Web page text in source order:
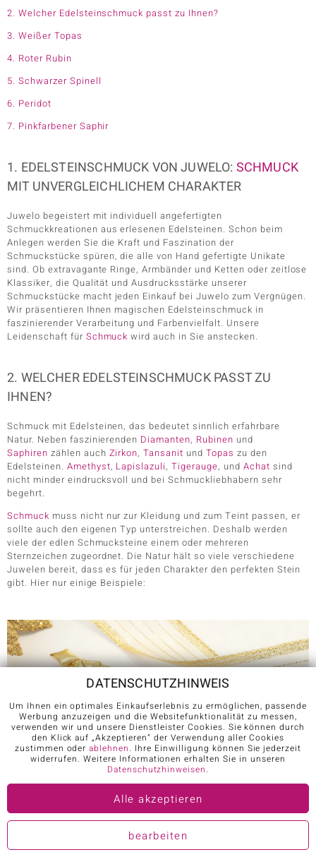
2. Welcher Edelsteinschmuck passt zu Ihnen?
3. Weißer Topas
4. Roter Rubin
5. Schwarzer Spinell
6. Peridot
7. Pinkfarbener Saphir
1. EDELSTEINSCHMUCK VON JUWELO: SCHMUCK
MIT UNVERGLEICHLICHEM CHARAKTER
Juwelo begeistert mit individuell angefertigten
Schmuckkreationen aus erlesenen Edelsteinen. Schon beim
Anlegen werden Sie die Kraft und Faszination der
Schmuckstücke spüren, die alle von Hand gefertigte Unikate
sind. Ob extravagante Ringe, Armbänder und Ketten oder zeitlose
Klassiker, die Qualität und Ausdrucksstärke unserer
Schmuckstücke macht jeden Einkauf bei Juwelo zum Vergnügen.
Wir präsentieren Ihnen magischen Edelsteinschmuck in
faszinierender Verarbeitung und Farbenvielfalt. Unsere
Leidenschaft für Schmuck wird auch in Sie anstecken.
2. WELCHER EDELSTEINSCHMUCK PASST ZU
IHNEN?
Schmuck mit Edelsteinen, das bedeutet sinnlich erfahrbare
Natur. Neben faszinierenden Diamanten, Rubinen und
Saphiren zählen auch Zirkon,Tansanit und Topas zu den
Edelsteinen. Amethyst, Lapislazuli,Tigerauge, und Achat sind
nicht minder eindrucksvoll und bei Schmuckliebhabern sehr
begehrt.
Schmuck muss nicht nur zur Kleidung und zum Teint passen, er
sollte auch den eigenen Typ unterstreichen. Deshalb werden
viele der edlen Schmucksteine einem oder mehreren
Sternzeichen zugeordnet. Die Natur hält so viele verschiedene
Juwelen bereit, dass es für jeden Charakter den perfekten Stein
gibt. Hier nur einige Beispiele:
DATENSCHUTZHINWEIS
Um Ihnen ein optimales Einkaufserlebnis zu ermöglichen, passende
Werbung anzuzeigen und die Websitefunktionalität zu messen,
verwenden wir und unsere Dienstleister Cookies. Sie können durch
den Klick auf „Akzeptieren“ der Verwendung aller Cookies
zustimmen oderablehnen. Ihre Einwilligung können Sie jederzeit
widerrufen. Weitere Informationen erhalten Sie in unseren
Datenschutzhinweisen.
Alle akzeptieren
bearbeiten